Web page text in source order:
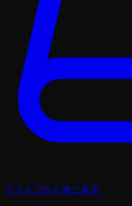
ドライブから更に表示